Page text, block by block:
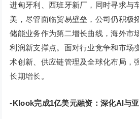
进匈牙利、西班牙新厂，同时寻求与
美，尽管面临贸易壁垒，公司仍积极
储能业务作为第二增长曲线，海外市
利润新支撑点。面对行业竞争和市场
术创新、供应链管理及全球化布局，
长期增长。
-Klook完成1亿美元融资：深化AI与